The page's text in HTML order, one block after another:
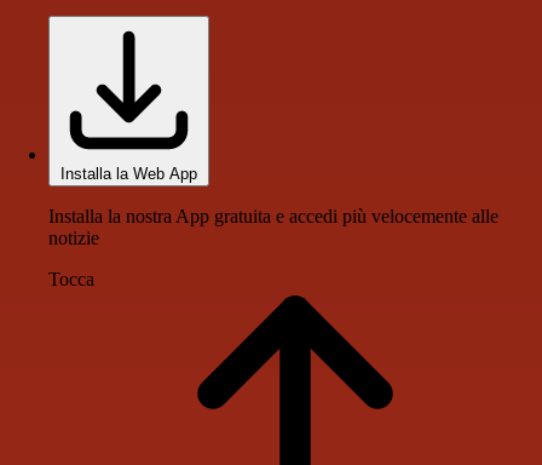
Installa la Web App
Installa la nostra App gratuita e accedi più velocemente alle
notizie
Tocca